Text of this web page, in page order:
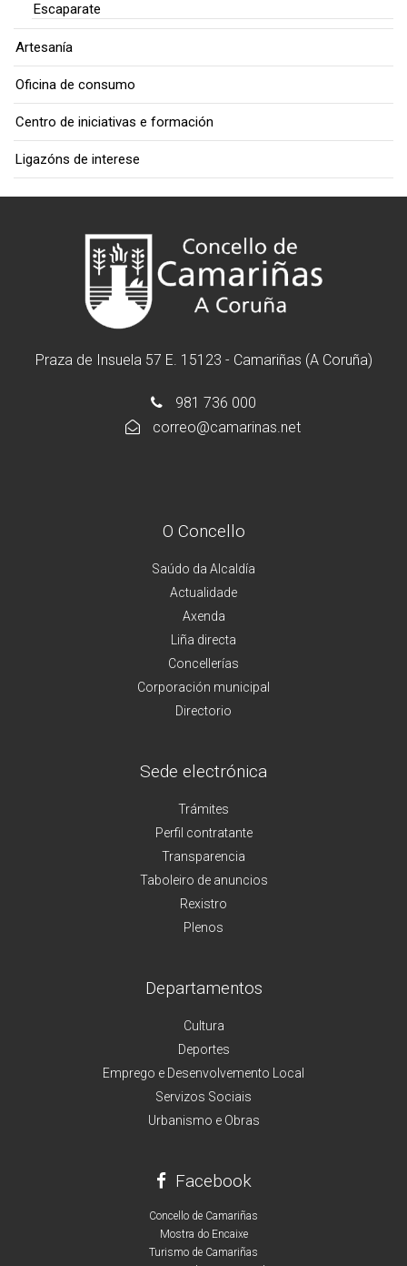
Escaparate
Artesanía
Oficina de consumo
Centro de iniciativas e formación
Ligazóns de interese
Praza de Insuela 57 E. 15123 - Camariñas (A Coruña)
981 736 000
correo@camarinas.net
O Concello
Saúdo da Alcaldía
Actualidade
Axenda
Liña directa
Concellerías
Corporación municipal
Directorio
Sede electrónica
Trámites
Perfil contratante
Transparencia
Taboleiro de anuncios
Rexistro
Plenos
Departamentos
Cultura
Deportes
Emprego e Desenvolvemento Local
Servizos Sociais
Urbanismo e Obras
Facebook
Concello de Camariñas
Mostra do Encaixe
Turismo de Camariñas